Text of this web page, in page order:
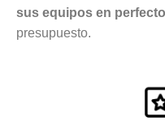
sus equipos en
presupuesto.